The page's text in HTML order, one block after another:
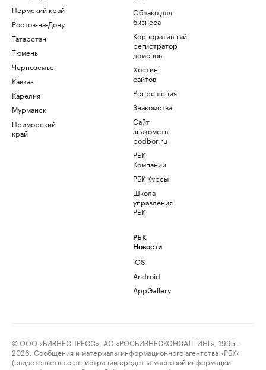
Пермский край
Ростов-на-Дону
Татарстан
Тюмень
Черноземье
Кавказ
Карелия
Мурманск
Приморский
край
Облако для
бизнеса
Корпоративный
регистратор
доменов
Хостинг
сайтов
Рег.решения
Знакомства
Сайт
знакомств
podbor.ru
РБК
Компании
РБК Курсы
Школа
управления
РБК
РБК
Новости
iOS
Android
AppGallery
© ООО «БИЗНЕСПРЕСС», АО «РОСБИЗНЕСКОНСАЛТИНГ», 1995–
2026. Сообщения и материалы информационного агентства «РБК»
(свидетельство о регистрации средства массовой информации